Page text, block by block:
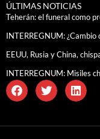
ÚLTIMAS NOTICIAS
Teherán: el funeral como
INTERREGNUM: ¿Cambio
EEUU, Rusia y China,
INTERREGNUM: Misiles